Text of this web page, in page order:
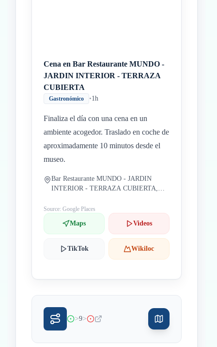
Cena en Bar Restaurante MUNDO -
JARDIN INTERIOR - TERRAZA
CUBIERTA
Gastronómico •1h
Finaliza el día con una cena en un
ambiente acogedor. Traslado en coche de
aproximadamente 10 minutos desde el
museo.
Bar Restaurante MUNDO - JARDIN
INTERIOR - TERRAZA CUBIERTA,
Source: Google Places
Maps Videos
TikTok Wikiloc
>9>